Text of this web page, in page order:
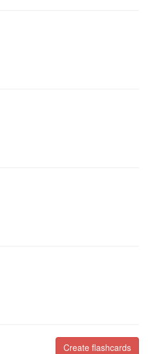
Create flashcards